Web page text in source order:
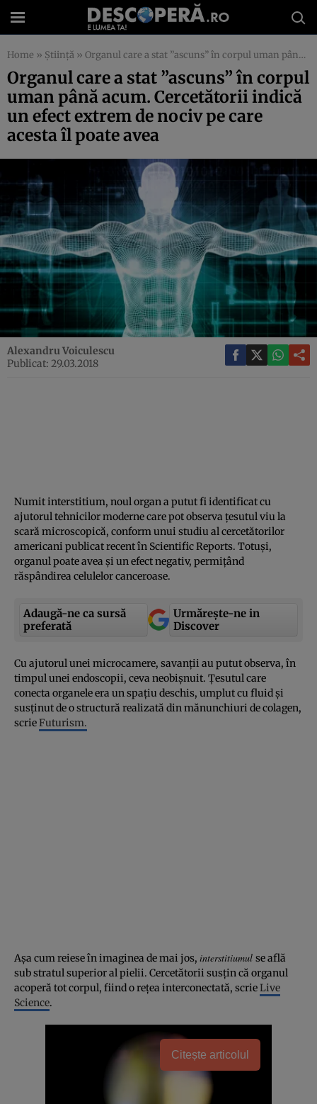
Home » Știință » Organul care a stat ”ascuns” în corpul uman până acum. Cercetătorii indică un efect extrem de nociv pe care acesta îl poate avea
Organul care a stat ”ascuns” în corpul
uman până acum. Cercetătorii indică
un efect extrem de nociv pe care
acesta îl poate avea
Alexandru Voiculescu
Publicat: 29.03.2018
Numit interstitium, noul organ a putut fi identificat cu
ajutorul tehnicilor moderne care pot observa ţesutul viu la
scară microscopică, conform unui studiu al cercetătorilor
americani publicat recent în Scientific Reports. Totuşi,
organul poate avea şi un efect negativ, permiţând
răspândirea celulelor canceroase.
Adaugă-ne ca sursă
preferată
Urmărește-ne in
Discover
Cu ajutorul unei microcamere, savanţii au putut observa, în
timpul unei endoscopii, ceva neobişnuit. Ţesutul care
conecta organele era un spaţiu deschis, umplut cu fluid şi
susţinut de o structură realizată din mănunchiuri de colagen,
scrieFuturism.
Aşa cum reiese în imaginea de mai jos, interstitiumul se află
sub stratul superior al pielii. Cercetătorii susţin că organul
acoperă tot corpul, fiind o reţea interconectată, scrieLive
Science.
Citește articolul